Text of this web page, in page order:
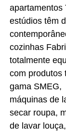
apartamentos
estúdios têm
cozinhas Fabri
totalmente
com produtos
gama SMEG,
máquinas de
secar roupa,
de lavar